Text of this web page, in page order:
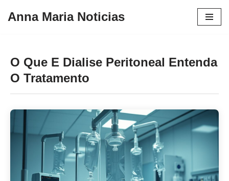
conteúdo
Anna Maria Noticias
O Que E Dialise Peritoneal Entenda
O Tratamento